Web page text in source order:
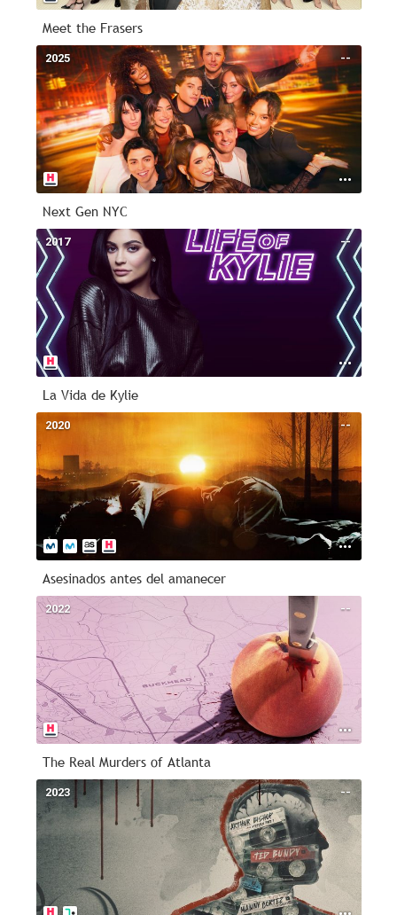
Meet the Frasers
--
2025
Next Gen NYC
--
2017
La Vida de Kylie
--
2020
Asesinados antes del amanecer
--
2022
The Real Murders of Atlanta
--
2023